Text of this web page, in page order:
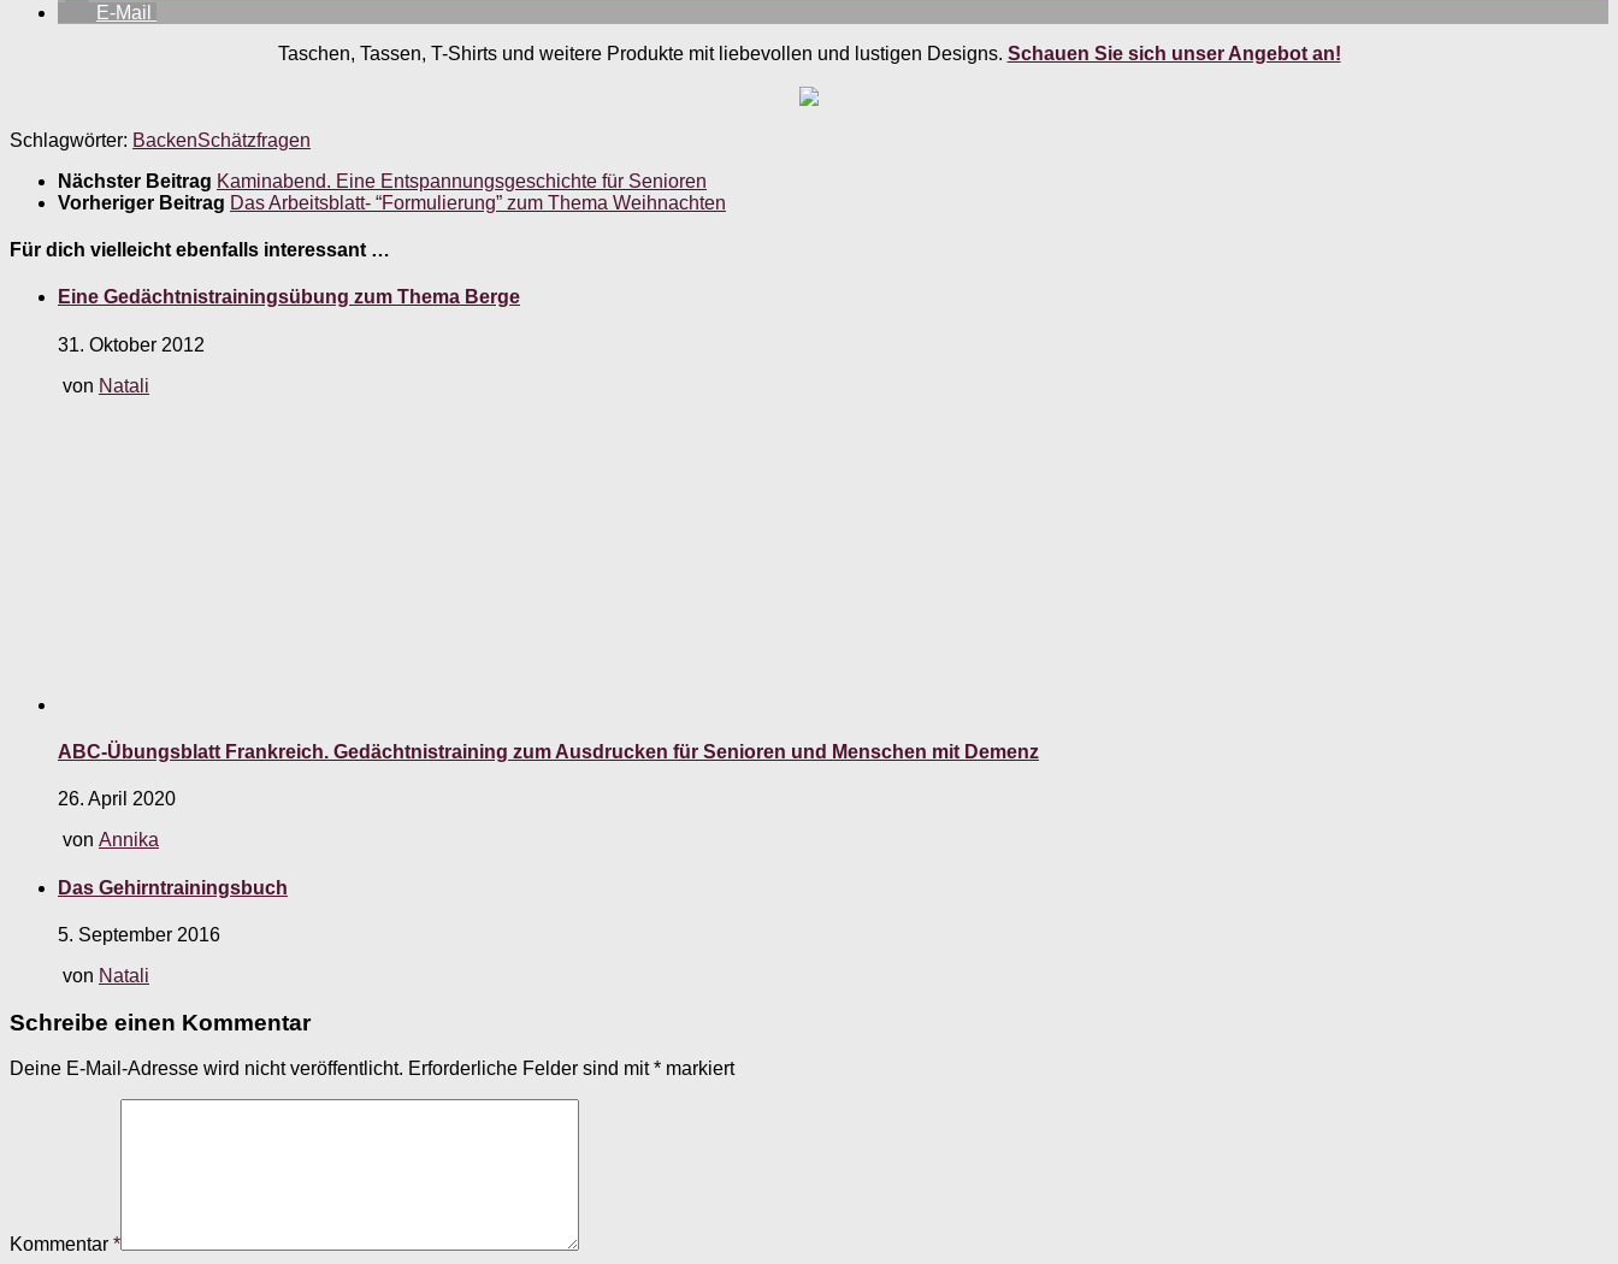
E-Mail
Taschen, Tassen, T-Shirts und weitere Produkte mit liebevollen und lustigen Designs. Schauen Sie sich unser Angebot an!
Schlagwörter: BackenSchätzfragen
Nächster Beitrag Kaminabend. Eine Entspannungsgeschichte für Senioren
Vorheriger Beitrag Das Arbeitsblatt- “Formulierung” zum Thema Weihnachten
Für dich vielleicht ebenfalls interessant …
Eine Gedächtnistrainingsübung zum Thema Berge
31. Oktober 2012
von Natali
ABC-Übungsblatt Frankreich. Gedächtnistraining zum Ausdrucken für Senioren und Menschen mit Demenz
26. April 2020
von Annika
Das Gehirntrainingsbuch
5. September 2016
von Natali
Schreibe einen Kommentar
Deine E-Mail-Adresse wird nicht veröffentlicht. Erforderliche Felder sind mit* markiert
Kommentar *